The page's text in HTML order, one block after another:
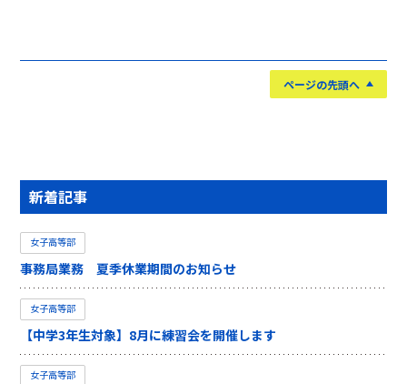
ページの先頭へ
新着記事
女子高等部
事務局業務 夏季休業期間のお知らせ
女子高等部
【中学3年生対象】8月に練習会を開催します
女子高等部